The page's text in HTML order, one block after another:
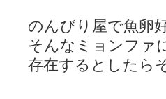
のんびり屋で魚卵
そんなミョンファ
存在するとしたら